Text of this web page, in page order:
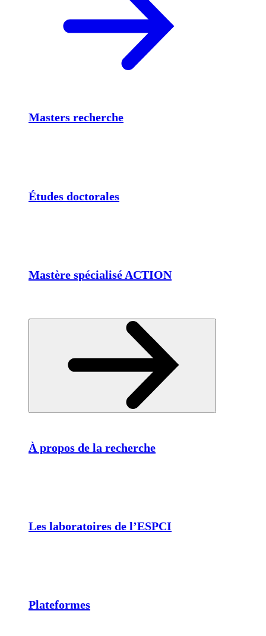
Masters recherche
Études doctorales
Mastère spécialisé ACTION
À propos de la recherche
Les laboratoires de l’ESPCI
Plateformes